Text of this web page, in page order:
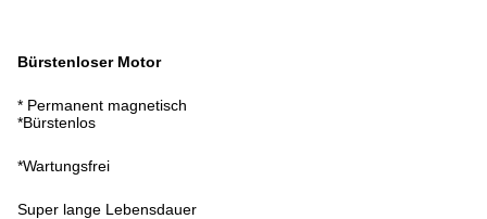
Bürstenloser Motor
* Permanent magnetisch
*Bürstenlos
*Wartungsfrei
Super lange Lebensdauer